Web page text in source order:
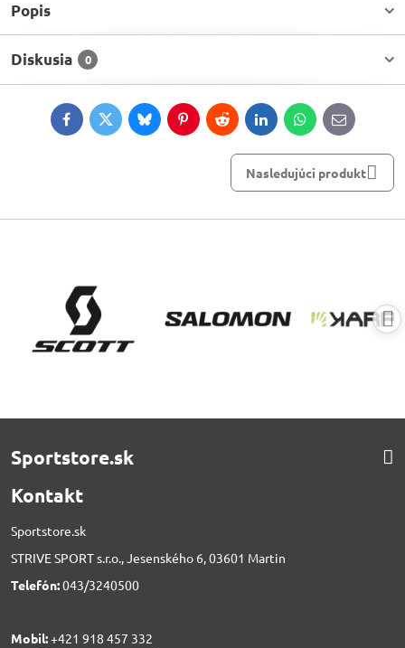
Popis
Diskusia 0
FacebookTwitterBlueskyPinterestRedditLinkedInWhatsApp
E-
mail
Nasledujúci produkt
Sportstore.sk
Kontakt
Sportstore.sk
STRIVE SPORT s.r.o., Jesenského 6, 03601 Martin
Telefón:043/3240500
Mobil:+421 918 457 332